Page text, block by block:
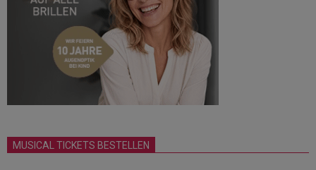
MUSICAL TICKETS BESTELLEN